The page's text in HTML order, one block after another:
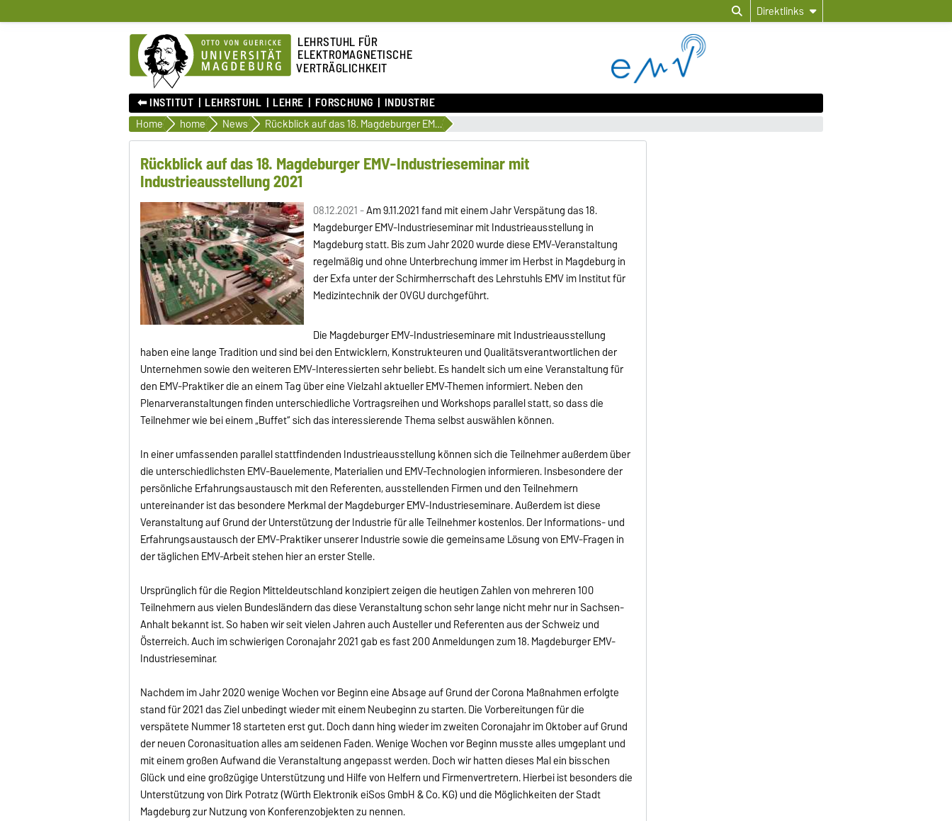
Direktlinks
LEHRSTUHL FÜR
ELEKTROMAGNETISCHE
VERTRÄGLICHKEIT
⬅︎ INSTITUT LEHRSTUHL LEHRE FORSCHUNG INDUSTRIE
Home home News Rückblick auf das 18. Magdeburger EMV-Industrieseminar mit Industrieausstellung 2021
Rückblick auf das 18. Magdeburger EMV-Industrieseminar mit
Industrieausstellung 2021
08.12.2021 -Am 9.11.2021 fand mit einem Jahr Verspätung das 18.
Magdeburger EMV-Industrieseminar mit Industrieausstellung in
Magdeburg statt. Bis zum Jahr 2020 wurde diese EMV-Veranstaltung
regelmäßig und ohne Unterbrechung immer im Herbst in Magdeburg in
der Exfa unter der Schirmherrschaft des Lehrstuhls EMV im Institut für
Medizintechnik der OVGU durchgeführt.
Die Magdeburger EMV-Industrieseminare mit Industrieausstellung
haben eine lange Tradition und sind bei den Entwicklern, Konstrukteuren und Qualitätsverantwortlichen der
Unternehmen sowie den weiteren EMV-Interessierten sehr beliebt. Es handelt sich um eine Veranstaltung für
den EMV-Praktiker die an einem Tag über eine Vielzahl aktueller EMV-Themen informiert. Neben den
Plenarveranstaltungen finden unterschiedliche Vortragsreihen und Workshops parallel statt, so dass die
Teilnehmer wie bei einem „Buffet“ sich das interessierende Thema selbst auswählen können.
In einer umfassenden parallel stattfindenden Industrieausstellung können sich die Teilnehmer außerdem über
die unterschiedlichsten EMV-Bauelemente, Materialien und EMV-Technologien informieren. Insbesondere der
persönliche Erfahrungsaustausch mit den Referenten, ausstellenden Firmen und den Teilnehmern
untereinander ist das besondere Merkmal der Magdeburger EMV-Industrieseminare. Außerdem ist diese
Veranstaltung auf Grund der Unterstützung der Industrie für alle Teilnehmer kostenlos. Der Informations- und
Erfahrungsaustausch der EMV-Praktiker unserer Industrie sowie die gemeinsame Lösung von EMV-Fragen in
der täglichen EMV-Arbeit stehen hier an erster Stelle.
Ursprünglich für die Region Mitteldeutschland konzipiert zeigen die heutigen Zahlen von mehreren 100
Teilnehmern aus vielen Bundesländern das diese Veranstaltung schon sehr lange nicht mehr nur in Sachsen-
Anhalt bekannt ist. So haben wir seit vielen Jahren auch Austeller und Referenten aus der Schweiz und
Österreich. Auch im schwierigen Coronajahr 2021 gab es fast 200 Anmeldungen zum 18. Magdeburger EMV-
Industrieseminar.
Nachdem im Jahr 2020 wenige Wochen vor Beginn eine Absage auf Grund der Corona Maßnahmen erfolgte
stand für 2021 das Ziel unbedingt wieder mit einem Neubeginn zu starten. Die Vorbereitungen für die
verspätete Nummer 18 starteten erst gut. Doch dann hing wieder im zweiten Coronajahr im Oktober auf Grund
der neuen Coronasituation alles am seidenen Faden. Wenige Wochen vor Beginn musste alles umgeplant und
mit einem großen Aufwand die Veranstaltung angepasst werden. Doch wir hatten dieses Mal ein bisschen
Glück und eine großzügige Unterstützung und Hilfe von Helfern und Firmenvertretern. Hierbei ist besonders die
Unterstützung von Dirk Potratz (Würth Elektronik eiSos GmbH & Co. KG) und die Möglichkeiten der Stadt
Magdeburg zur Nutzung von Konferenzobjekten zu nennen.